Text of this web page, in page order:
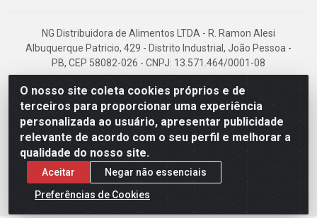
O nosso site coleta cookies próprios e de
terceiros para proporcionar uma experiência
personalizada ao usuário, apresentar publicidade
relevante de acordo com o seu perfil e melhorar a
qualidade do nosso site.
Aceitar
Negar não essenciais
Preferências de Cookies
NG Distribuidora de Alimentos LTDA - R. Ramon Alesi
Albuquerque Patricio, 429 - Distrito Industrial, João Pessoa -
PB, CEP 58082-026 - CNPJ: 13.571.464/0001-08
NG Alimentos, há mais de 14 anos no mercado paraibano, é
referência em frigorificados, destacando-se pela logística
eficiente e excelência.